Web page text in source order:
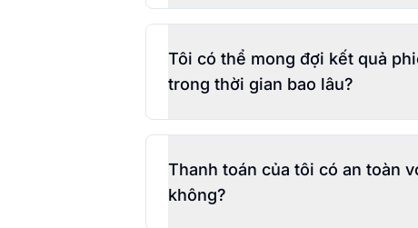
Tôi có thể mong đợi kết quả
trong thời gian bao lâu?
Thanh toán của tôi có an toàn
không?